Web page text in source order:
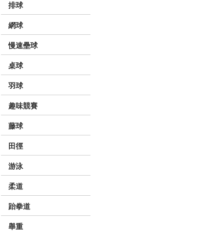
排球
網球
慢速壘球
桌球
羽球
趣味競賽
藤球
田徑
游泳
柔道
跆拳道
舉重